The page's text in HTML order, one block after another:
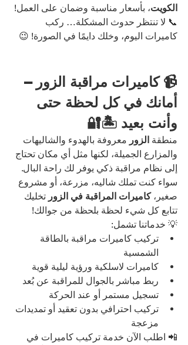
الكويت، بأسعار مناسبة وضمان على العمل!
📞 لا تنتظر حدوث المشكلة… ركب
كاميرات اليوم، وخلك دايمًا في الصورة! 😉
📹 كاميرات مراقبة الزور –
أمانك في كل لحظة حتى
وأنت بعيد 🏝️🔐
منطقة الزور معروفة بالهدوء والشاليهات
والمزارع الجميلة، لكنها مثل أي مكان تحتاج
إلى نظام مراقبة ذكي يوفر لك راحة البال.
سواء كنت تملك شاليه، مزرعة، أو مشروع
صغير، كاميرات المراقبة في الزور تخليك
تتابع كل شيء لحظة بلحظة من جوالك!
💡 خدماتنا تشمل:
تركيب كاميرات مراقبة بالطاقة
الشمسية
كاميرات لاسلكية ورؤية ليلية قوية
ربط مباشر بالجوال للمراقبة عن بُعد
تسجيل مستمر أو عند الحركة
تركيب احترافي بدون تعقيد أو تمديدات
مزعجة
📲 اطلب الآن خدمة تركيب كاميرات في